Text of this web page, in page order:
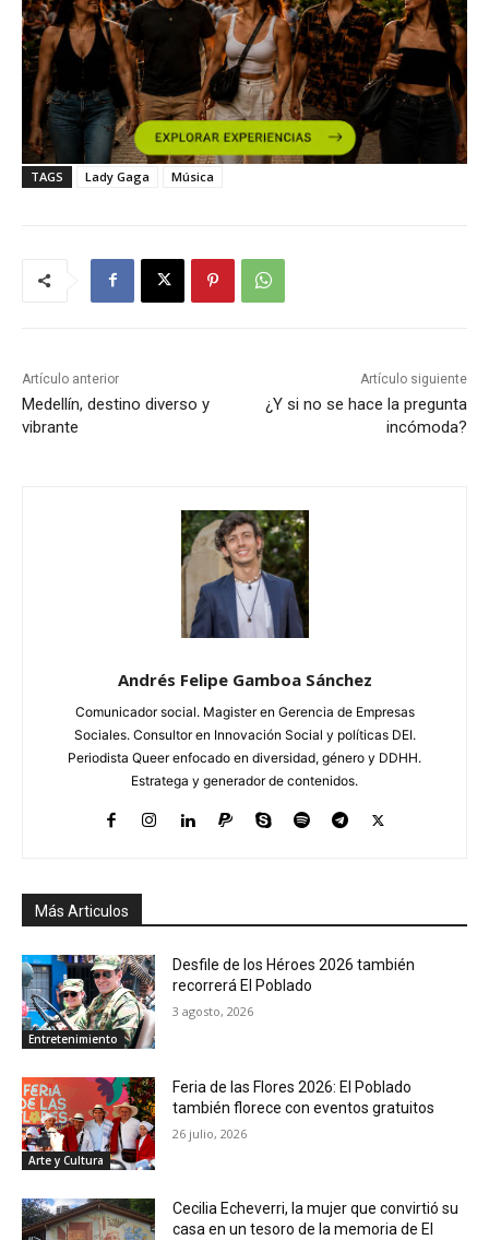
TAGS Lady Gaga Música
Artículo anterior
Medellín, destino diverso y
vibrante
Artículo siguiente
¿Y si no se hace la pregunta
incómoda?
Andrés Felipe Gamboa Sánchez
Comunicador social. Magister en Gerencia de Empresas
Sociales. Consultor en Innovación Social y políticas DEI.
Periodista Queer enfocado en diversidad, género y DDHH.
Estratega y generador de contenidos.
Más Articulos
Entretenimiento
Desfile de los Héroes 2026 también
recorrerá El Poblado
3 agosto, 2026
Arte y Cultura
Feria de las Flores 2026: El Poblado
también florece con eventos gratuitos
26 julio, 2026
Cecilia Echeverri, la mujer que convirtió su
casa en un tesoro de la memoria de El